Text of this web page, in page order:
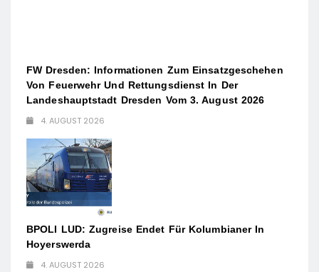
FW Dresden: Informationen Zum Einsatzgeschehen
Von Feuerwehr Und Rettungsdienst In Der
Landeshauptstadt Dresden Vom 3. August 2026
4. AUGUST 2026
BPOLI LUD: Zugreise Endet Für Kolumbianer In
Hoyerswerda
4. AUGUST 2026